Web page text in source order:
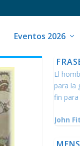
Eventos 2026
El
para la
fin
John